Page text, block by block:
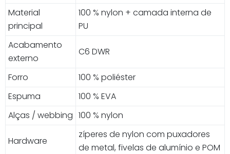
Material
principal
100 % nylon + camada interna de
PU
Acabamento
externo
C6 DWR
Forro
100 % poliéster
Espuma
100 % EVA
Alças / webbing 100 % nylon
Hardware
zíperes de nylon com puxadores
de metal, fivelas de alumínio e POM